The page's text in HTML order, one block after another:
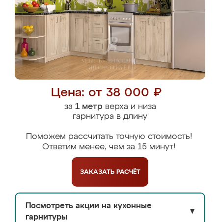
Цена: от 38 000 ₽
за 1 метрверха и низа
гарнитура в длину
Поможем рассчитать точную стоимость!
Ответим менее, чем за 15 минут!
ЗАКАЗАТЬ РАСЧЁТ
Посмотреть акции на кухонные
гарнитуры
▼